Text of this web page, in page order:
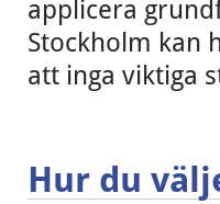
applicera
Stockholm kan
att inga viktiga
Hur du